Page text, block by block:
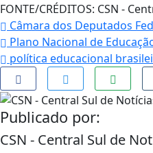
FONTE/CRÉDITOS: CSN -
Câmara dos Deputados
Plano Nacional de
política educacional
Publicado por:
CSN - Central Sul de